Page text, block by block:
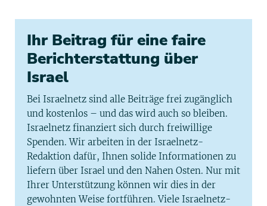
Ihr Beitrag für eine faire
Berichterstattung über
Israel
Bei Israelnetz sind alle Beiträge frei zugänglich
und kostenlos – und das wird auch so bleiben.
Israelnetz finanziert sich durch freiwillige
Spenden. Wir arbeiten in der Israelnetz-
Redaktion dafür, Ihnen solide Informationen zu
liefern über Israel und den Nahen Osten. Nur mit
Ihrer Unterstützung können wir dies in der
gewohnten Weise fortführen. Viele Israelnetz-